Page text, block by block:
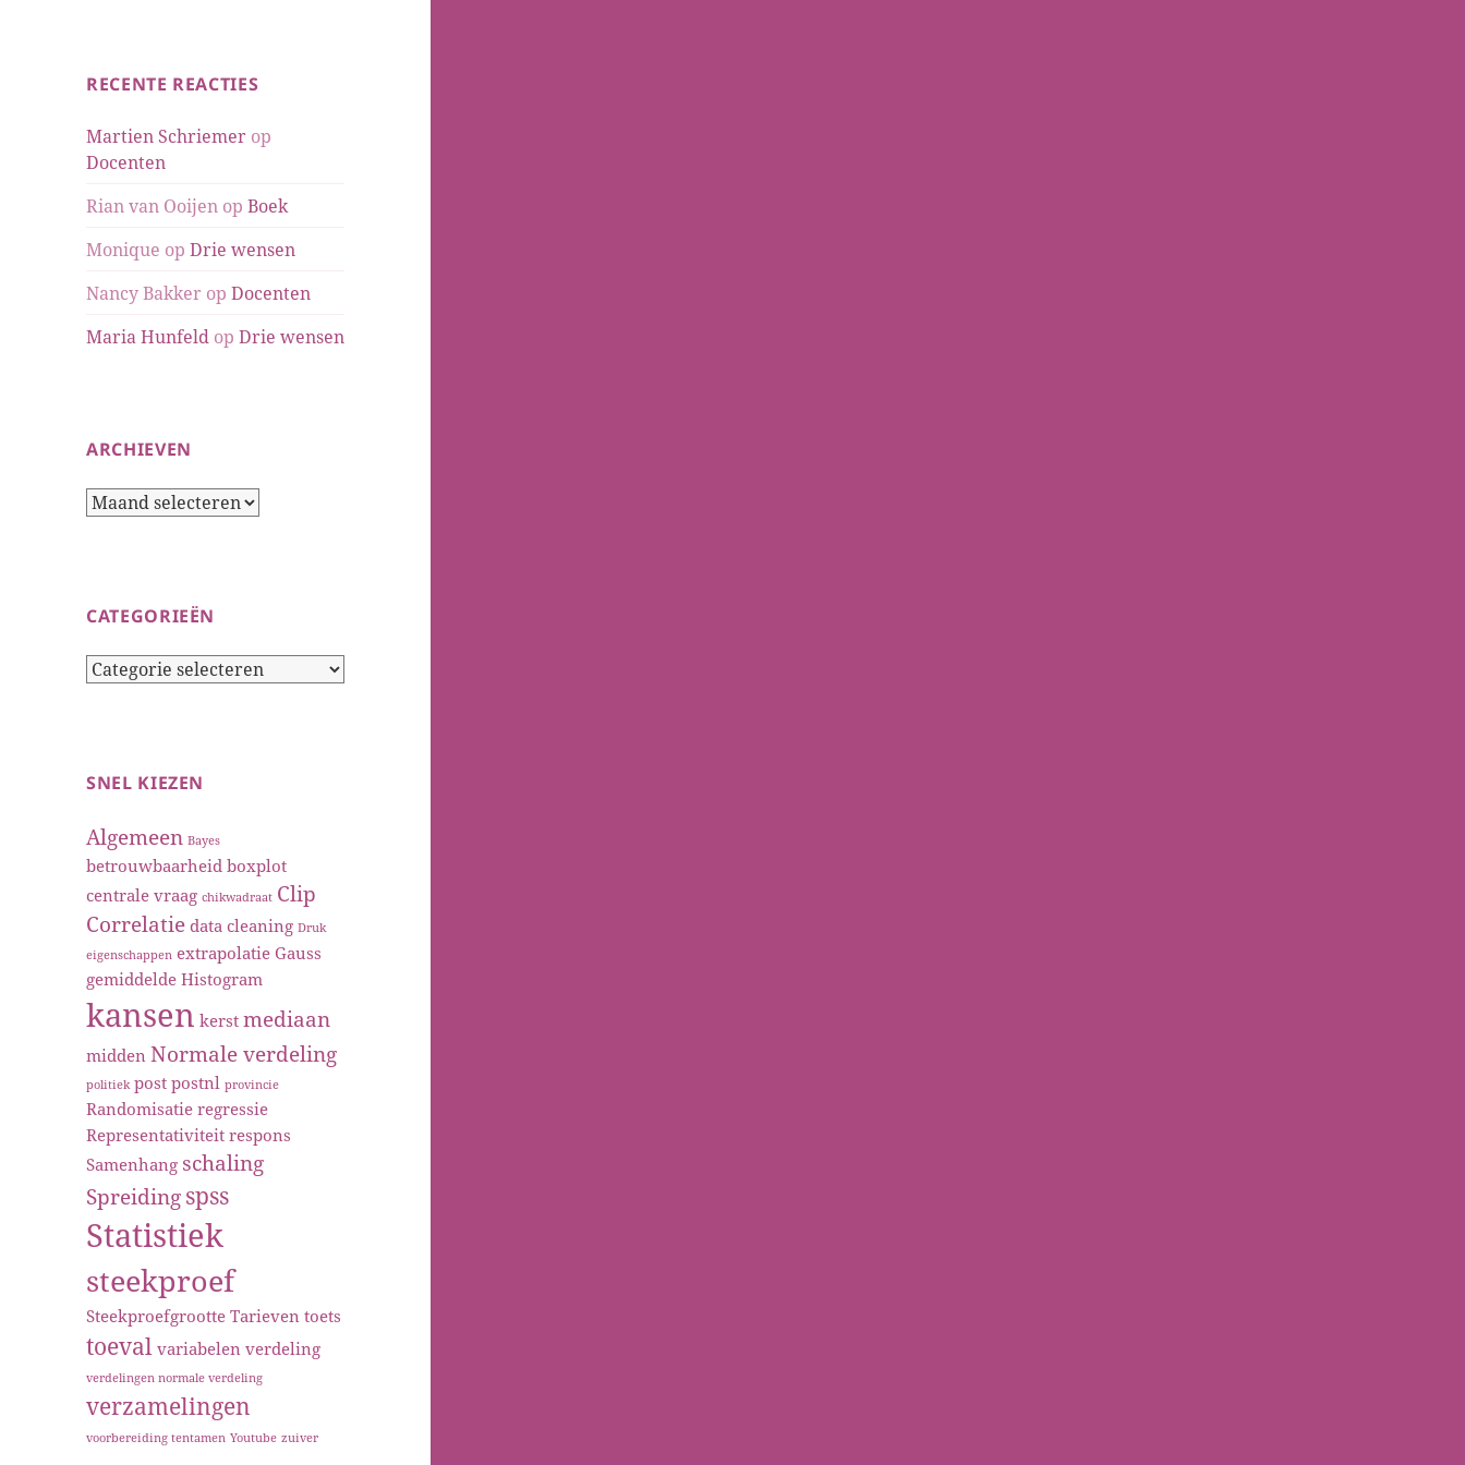
RECENTE REACTIES
Martien Schriemer op
Docenten
Rian van Ooijen opBoek
Monique opDrie wensen
Nancy Bakker opDocenten
Maria Hunfeld opDrie wensen
ARCHIEVEN
Archieven
CATEGORIEËN
Categorieën
SNEL KIEZEN
Algemeen Bayes
betrouwbaarheidboxplot
centrale vraag chikwadraat Clip
Correlatiedata cleaning Druk
eigenschappen extrapolatie Gauss
gemiddeldeHistogram
kansen kerstmediaan
middenNormale verdeling
politiek postpostnl provincie
Randomisatieregressie
Representativiteitrespons
Samenhang schaling
Spreiding spss
Statistiek
steekproef
SteekproefgrootteTarieventoets
toevalvariabelenverdeling
verdelingen normale verdeling
verzamelingen
voorbereiding tentamen Youtube zuiver